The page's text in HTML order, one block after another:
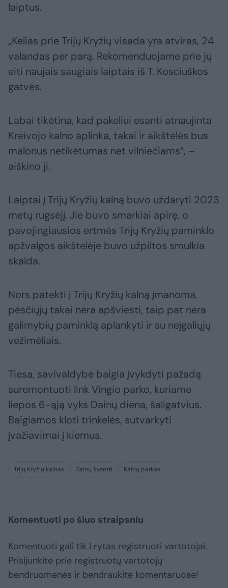
laiptus.
„Kelias prie Trijų Kryžių visada yra atviras, 24
valandas per parą. Rekomenduojame prie jų
eiti naujais saugiais laiptais iš T. Kosciuškos
gatvės.
Labai tikėtina, kad pakeliui esanti atnaujinta
Kreivojo kalno aplinka, takai ir aikštelės bus
malonus netikėtumas net vilniečiams“, –
aiškino ji.
Laiptai į Trijų Kryžių kalną buvo uždaryti 2023
metų rugsėjį. Jie buvo smarkiai apirę, o
pavojingiausios ertmės Trijų Kryžių paminklo
apžvalgos aikštelėje buvo užpiltos smulkia
skalda.
Nors patekti į Trijų Kryžių kalną įmanoma,
pėsčiųjų takai nėra apšviesti, taip pat nėra
galimybių paminklą aplankyti ir su neįgaliųjų
vežimėliais.
Tiesa, savivaldybė baigia įvykdyti pažadą
suremontuoti link Vingio parko, kuriame
liepos 6-ąją vyks Dainų diena, šaligatvius.
Baigiamos kloti trinkelės, sutvarkyti
įvažiavimai į kiemus.
Trijų Kryžių kalnas Dainų šventė Kalnų parkas
Komentuoti po šiuo straipsniu
Komentuoti gali tik Lrytas registruoti vartotojai.
Prisijunkite prie registruotų vartotojų
bendruomenės ir bendraukite komentaruose!